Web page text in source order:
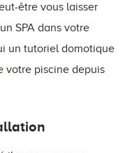
être vous laisser
SPA dans votre
un tutoriel domotique
votre piscine depuis